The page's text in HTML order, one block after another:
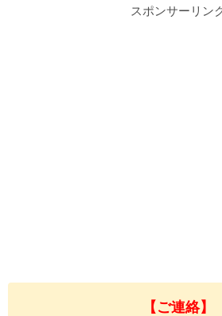
スポンサーリン
【ご連絡】